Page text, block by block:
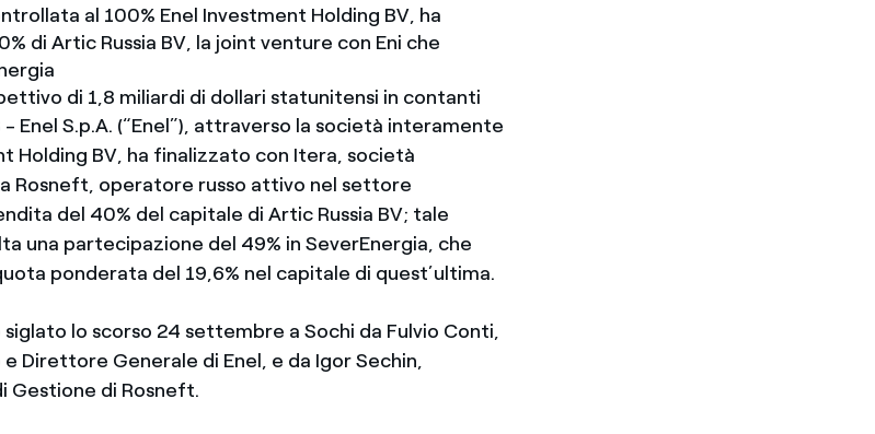
al 100% Enel Investment Holding BV, ha
di Artic Russia BV, la joint venture con Eni che
di 1,8 miliardi di dollari statunitensi in contanti
- Enel S.p.A. (“Enel”), attraverso la società interamente
Holding BV, ha finalizzato con Itera, società
Rosneft, operatore russo attivo nel settore
del 40% del capitale di Artic Russia BV; tale
una partecipazione del 49% in SeverEnergia, che
ponderata del 19,6% nel capitale di quest’ultima.
lo scorso 24 settembre a Sochi da Fulvio Conti,
Direttore Generale di Enel, e da Igor Sechin,
Gestione di Rosneft.